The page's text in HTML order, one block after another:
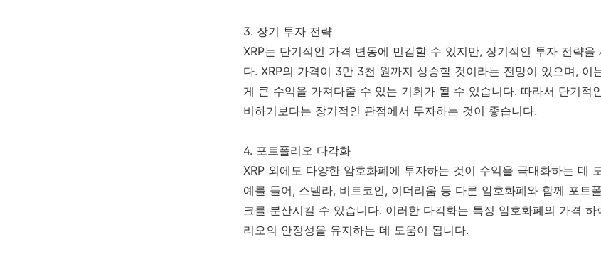
3. 장기 투자 전략
XRP는 단기적인 가격 변동에 민감할 수 있지만, 장기적인 투자 전략을
다. XRP의 가격이 3만 3천 원까지 상승할 것이라는 전망이 있으며, 이
게 큰 수익을 가져다줄 수 있는 기회가 될 수 있습니다. 따라서 단기적
비하기보다는 장기적인 관점에서 투자하는 것이 좋습니다.
4. 포트폴리오 다각화
XRP 외에도 다양한 암호화폐에 투자하는 것이 수익을 극대화하는 데
예를 들어, 스텔라, 비트코인, 이더리움 등 다른 암호화폐와 함께 포트
크를 분산시킬 수 있습니다. 이러한 다각화는 특정 암호화폐의 가격
리오의 안정성을 유지하는 데 도움이 됩니다.